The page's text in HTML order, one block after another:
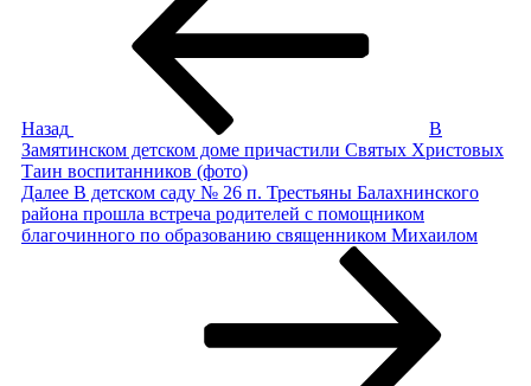
Назад
В
Замятинском детском доме причастили Святых Христовых
Таин воспитанников (фото)
Следующая
запись
Далее В детском саду № 26 п. Трестьяны Балахнинского
района прошла встреча родителей с помощником
благочинного по образованию священником Михаилом